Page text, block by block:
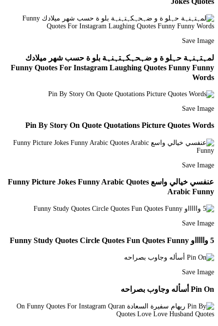
Save Image
لمہتہنہة حہلو ة و ضہحہكہتہنہة بلو ة حسب شهر ميلادك
Funny Quotes For Instagram Laughing Quotes Funny Funny
Words
Save Image
Pin By Story On Quote Quotations Picture Quotes Words
Save Image
عنفسي خيالي واسع Funny Picture Jokes Funny Arabic Quotes
Arabic Funny
Save Image
5 واااااو Funny Study Quotes Circle Quotes Fun Quotes Funny
Save Image
Pin On أسأله وجاوب بصراحه